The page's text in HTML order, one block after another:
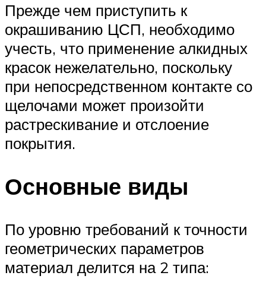
Прежде чем приступить к
окрашиванию ЦСП, необходимо
учесть, что применение алкидных
красок нежелательно, поскольку
при непосредственном контакте со
щелочами может произойти
растрескивание и отслоение
покрытия.
Основные виды
По уровню требований к точности
геометрических параметров
материал делится на 2 типа: